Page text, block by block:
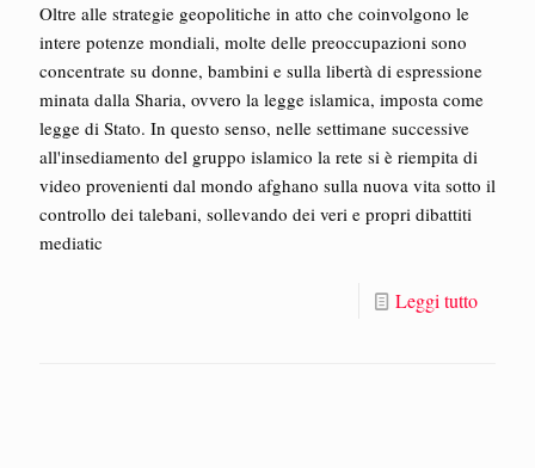
Oltre alle strategie geopolitiche in atto che coinvolgono le
intere potenze mondiali, molte delle preoccupazioni sono
concentrate su donne, bambini e sulla libertà di espressione
minata dalla Sharia, ovvero la legge islamica, imposta come
legge di Stato. In questo senso, nelle settimane successive
all'insediamento del gruppo islamico la rete si è riempita di
video provenienti dal mondo afghano sulla nuova vita sotto il
controllo dei talebani, sollevando dei veri e propri dibattiti
mediatic
Leggi tutto